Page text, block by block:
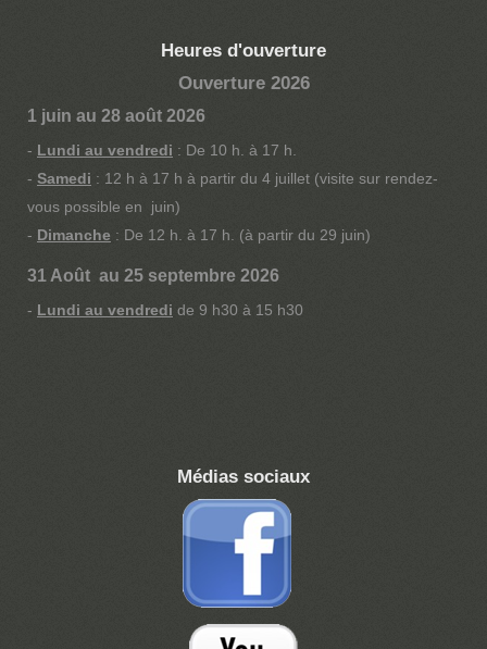
Heures d'ouverture
Ouverture 2026
1 juin au 28 août 2026
- Lundi au vendredi : De 10 h. à 17 h.
- Samedi : 12 h à 17 h à partir du 4 juillet (visite sur rendez-
vous possible en juin)
- Dimanche : De 12 h. à 17 h. (à partir du 29 juin)
31 Août au 25 septembre 2026
- Lundi au vendredi de 9 h30 à 15 h30
Médias sociaux